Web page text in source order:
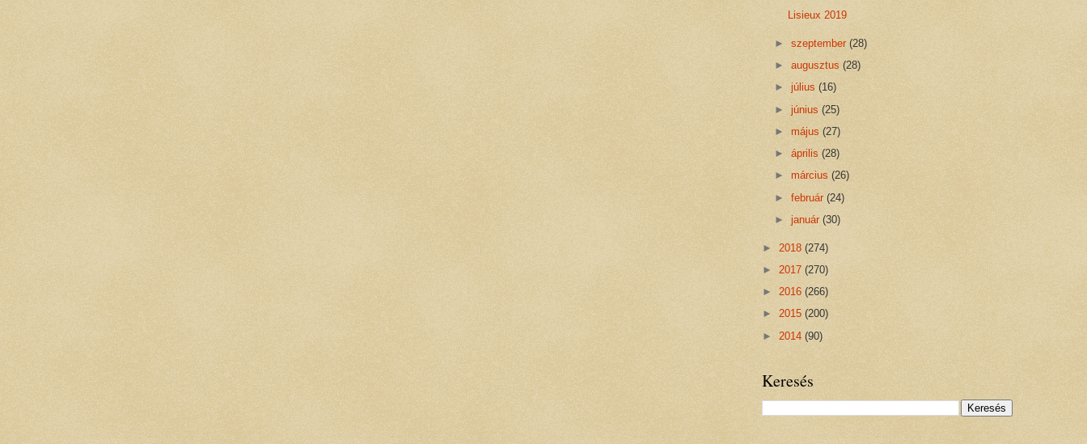
Lisieux 2019
►szeptember(28)
►augusztus(28)
►július(16)
►június(25)
►május(27)
►április(28)
►március(26)
►február(24)
►január(30)
► 2018 (274)
► 2017 (270)
► 2016 (266)
► 2015 (200)
► 2014 (90)
Keresés